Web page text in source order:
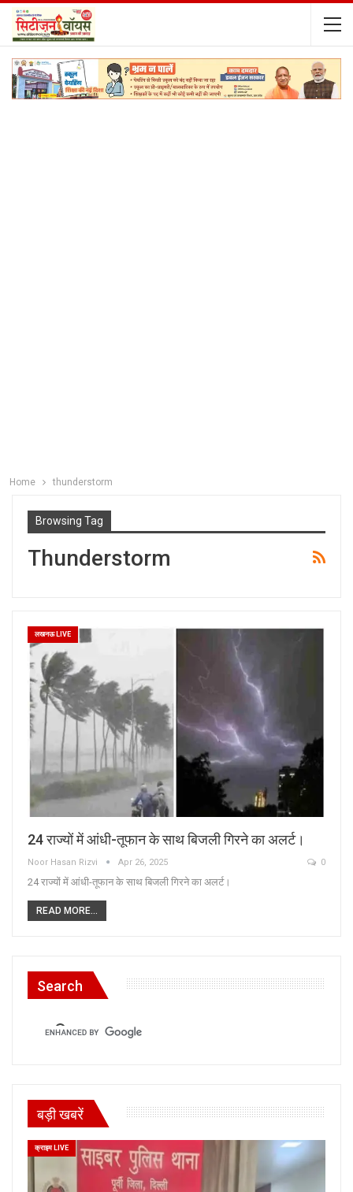
Home thunderstorm
Browsing Tag
Thunderstorm
लखनऊ LIVE
24 राज्यों में आंधी-तूफान के साथ बिजली गिरने का अलर्ट।
Noor Hasan Rizvi Apr 26, 2025 0
24 राज्यों में आंधी-तूफान के साथ बिजली गिरने का अलर्ट।
READ MORE...
Search
बड़ी खबरें
क्राइम LIVE